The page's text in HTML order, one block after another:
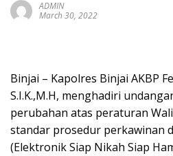
ADMIN
March 30, 2022
Binjai – Kapolres Binjai AKBP
S.I.K.,M.H, menghadiri
perubahan atas peraturan
standar prosedur perkawinan
(Elektronik Siap Nikah Siap